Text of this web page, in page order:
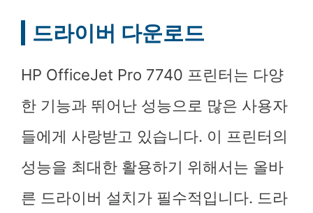
드라이버 다운로드
HP OfficeJet Pro 7740 프린터는 다양
한 기능과 뛰어난 성능으로 많은 사용자
들에게 사랑받고 있습니다. 이 프린터의
성능을 최대한 활용하기 위해서는 올바
른 드라이버 설치가 필수적입니다. 드라